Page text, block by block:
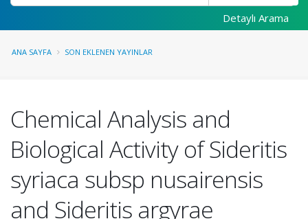
Detaylı Arama
ANA SAYFA SON EKLENEN YAYINLAR
Chemical Analysis and
Biological Activity of Sideritis
syriaca subsp nusairensis
and Sideritis argyrae